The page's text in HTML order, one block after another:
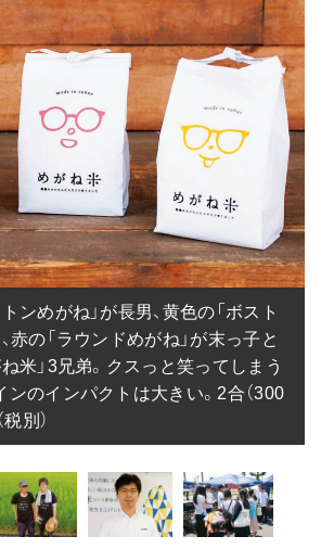
ンめがね」が長男、黄色の「ボスト
赤の「ラウンドめがね」が末っ子と
米」3兄弟。クスっと笑ってしまう
のインパクトは大きい。2合（300
別）